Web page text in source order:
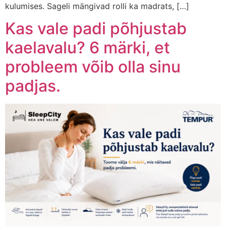
kulumises. Sageli mängivad rolli ka madrats, […]
Kas vale padi põhjustab
kaelavalu? 6 märki, et
probleem võib olla sinu
padjas.